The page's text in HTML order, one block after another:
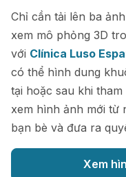
Chỉ cần tải lên ba
xem mô phỏng 3D
với Clínica Luso
có thể hình dung
tại hoặc sau khi
xem hình ảnh mới từ
bạn bè và đưa ra
Xem